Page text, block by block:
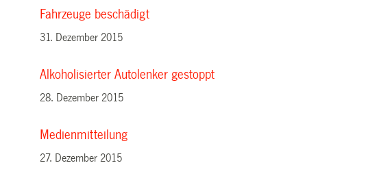
Fahrzeuge beschädigt
31. Dezember 2015
Alkoholisierter Autolenker gestoppt
28. Dezember 2015
Medienmitteilung
27. Dezember 2015